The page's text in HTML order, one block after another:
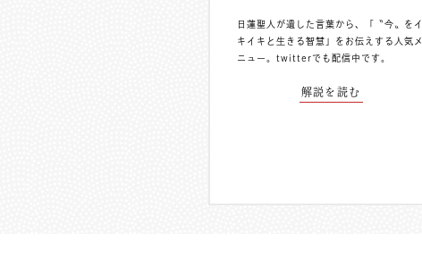
日蓮聖人が遺した言葉から、「〝今〟をイ
キイキと生きる智慧」をお伝えする人気メ
ニュー。 twitterでも配信中 です。
解説を読む